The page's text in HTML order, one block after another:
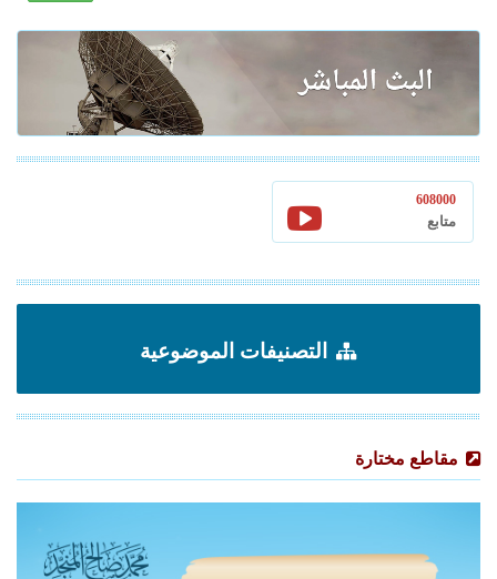
608000
متابع
التصنيفات الموضوعية
مقاطع مختارة